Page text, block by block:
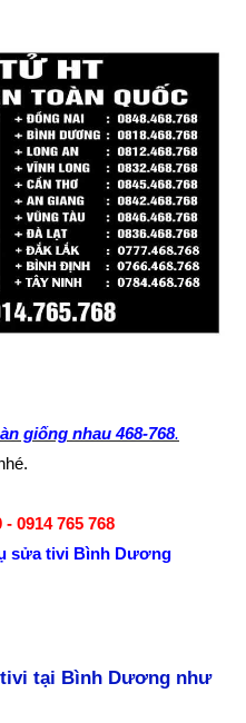
giống nhau 468-768.
0914 765 768
sửa tivi Bình Dương
tại Bình Dương như